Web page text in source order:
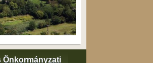
Önkormányzati